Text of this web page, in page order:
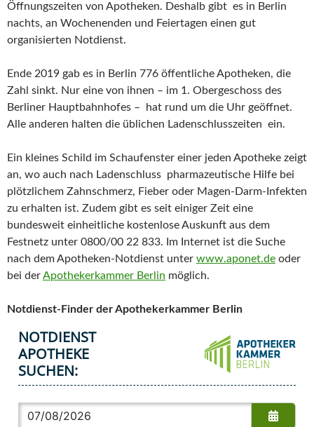
Öffnungszeiten von Apotheken. Deshalb gibt es in Berlin
nachts, an Wochenenden und Feiertagen einen gut
organisierten Notdienst.
Ende 2019 gab es in Berlin 776 öffentliche Apotheken, die
Zahl sinkt. Nur eine von ihnen – im 1. Obergeschoss des
Berliner Hauptbahnhofes – hat rund um die Uhr geöffnet.
Alle anderen halten die üblichen Ladenschlusszeiten ein.
Ein kleines Schild im Schaufenster einer jeden Apotheke zeigt
an, wo auch nach Ladenschluss pharmazeutische Hilfe bei
plötzlichem Zahnschmerz, Fieber oder Magen-Darm-Infekten
zu erhalten ist. Zudem gibt es seit einiger Zeit eine
bundesweit einheitliche kostenlose Auskunft aus dem
Festnetz unter 0800/00 22 833. Im Internet ist die Suche
nach dem Apotheken-Notdienst unter www.aponet.de oder
bei derApothekerkammer Berlin möglich.
Notdienst-Finder der Apothekerkammer Berlin